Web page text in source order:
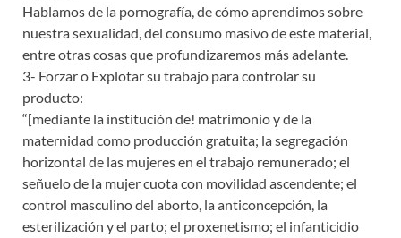
Hablamos de la pornografía, de cómo aprendimos sobre
nuestra sexualidad, del consumo masivo de este material,
entre otras cosas que profundizaremos más adelante.
3- Forzar o Explotar su trabajo para controlar su
producto:
“[mediante la institución de! matrimonio y de la
maternidad como producción gratuita; la segregación
horizontal de las mujeres en el trabajo remunerado; el
señuelo de la mujer cuota con movilidad ascendente; el
control masculino del aborto, la anticoncepción, la
esterilización y el parto; el proxenetismo; el infanticidio